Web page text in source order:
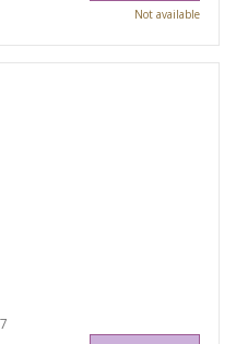
Not available